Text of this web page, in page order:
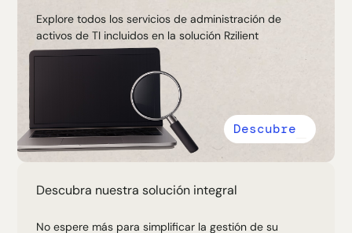
Explore todos los servicios de administración de
activos de TI incluidos en la solución Rzilient
Descubre
Descubra nuestra solución integral
No espere más para simplificar la gestión de su